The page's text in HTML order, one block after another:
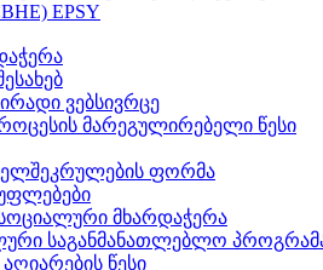
EPSY
ვებსივრცე
მარეგულირებელი წესი
ფორმა
მხარდაჭერა
საგანმანათლებლო
წესი